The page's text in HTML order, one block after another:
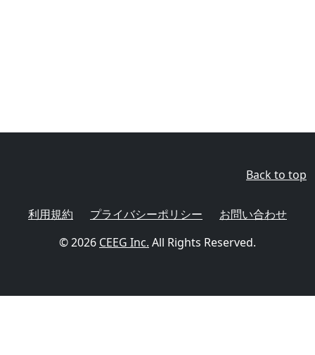
Back to top
利用規約 プライバシーポリシー
お問い合わせ
© 2026 CEEG Inc. All Rights Reserved.